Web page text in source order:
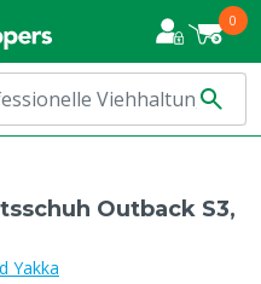
0
Outback S3,
Yakka